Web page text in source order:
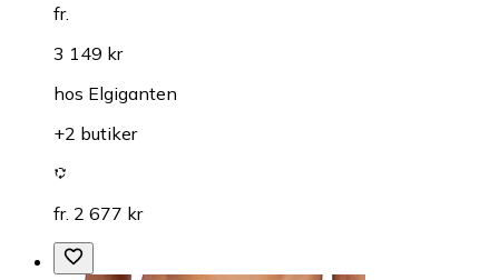
fr.
3 149 kr
hos Elgiganten
+2 butiker
fr. 2 677 kr